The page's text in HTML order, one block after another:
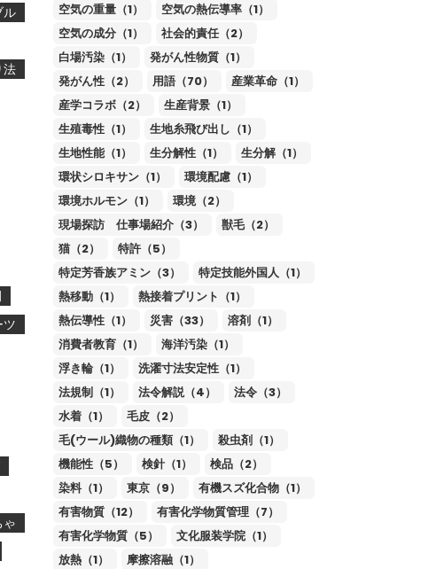
ル
法
ツ
ゃ
空気の重量（1）
空気の熱伝導率（1）
空気の成分（1）
社会的責任（2）
白場汚染（1）
発がん性物質（1）
発がん性（2）
用語（70）
産業革命（1）
産学コラボ（2）
生産背景（1）
生殖毒性（1）
生地糸飛び出し（1）
生地性能（1）
生分解性（1）
生分解（1）
環状シロキサン（1）
環境配慮（1）
環境ホルモン（1）
環境（2）
現場探訪 仕事場紹介（3）
獣毛（2）
猫（2）
特許（5）
特定芳香族アミン（3）
特定技能外国人（1）
熱移動（1）
熱接着プリント（1）
熱伝導性（1）
災害（33）
溶剤（1）
消費者教育（1）
海洋汚染（1）
浮き輪（1）
洗濯寸法安定性（1）
法規制（1）
法令解説（4）
法令（3）
水着（1）
毛皮（2）
毛(ウール)織物の種類（1）
殺虫剤（1）
機能性（5）
検針（1）
検品（2）
染料（1）
東京（9）
有機スズ化合物（1）
有害物質（12）
有害化学物質管理（7）
有害化学物質（5）
文化服装学院（1）
放熱（1）
摩擦溶融（1）